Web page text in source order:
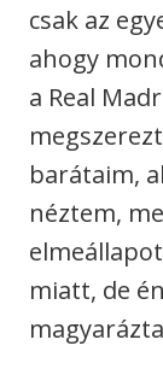
csak az
ahogy
a Real
barátaim,
néztem,
miatt, de